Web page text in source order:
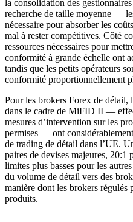
la consolidation des
recherche de taille moyenne —
nécessaire pour absorber les
mal à rester compétitives. Côté
ressources nécessaires pour
conformité à grande échelle ont
tandis que les petits opérateurs
conformité proportionnellement
Pour les brokers Forex de détail,
dans le cadre de MiFID II —
mesures d’intervention sur les
permises — ont
de trading de détail dans l’UE.
paires de devises majeures, 20:1
limites plus basses pour les
du volume de détail vers des
manière dont les brokers régulés
produits.